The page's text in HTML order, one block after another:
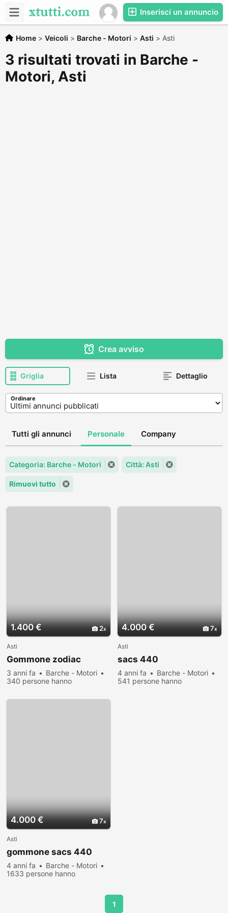
Inserisci un annuncio
Home > Veicoli > Barche - Motori > Asti > Asti
3 risultati trovati in Barche -
Motori, Asti
Crea avviso
Griglia Lista Dettaglio
Ordinare
Tutti gli annunci Personale Company
Categoria: Barche - Motori Città: Asti
Rimuovi tutto
1.400 € 2
Asti
Gommone zodiac
3 anni fa
Barche - Motori
340 persone hanno
4.000 € 7
Asti
sacs 440
4 anni fa
Barche - Motori
541 persone hanno
4.000 € 7
Asti
gommone sacs 440
4 anni fa
Barche - Motori
1633 persone hanno
1